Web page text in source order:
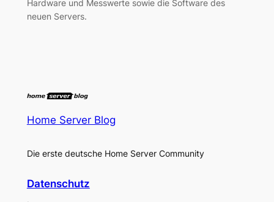
Hardware und Messwerte sowie die Software des
neuen Servers.
Home Server Blog
Die erste deutsche Home Server Community
Datenschutz